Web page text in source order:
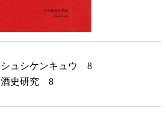
シュシケンキュウ 8
酒史研究 8